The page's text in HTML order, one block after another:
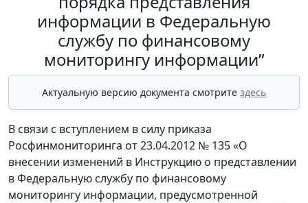
информации в Федеральную
службу по финансовому
мониторингу информации”
Актуальную версию документа смотрите здесь
В связи с вступлением в силу приказа
Росфинмониторинга от 23.04.2012 № 135 «О
внесении изменений в Инструкцию о представлении
в Федеральную службу по финансовому
мониторингу информации, предусмотренной